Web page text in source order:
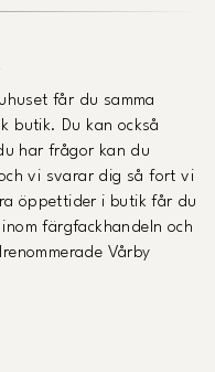
får du samma
butik. Du kan också
har frågor kan du
vi svarar dig så fort vi
öppettider i butik får du
färgfackhandeln och
Vårby